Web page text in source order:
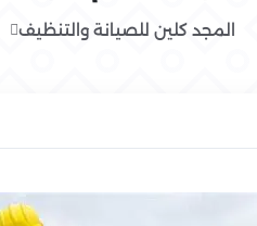
المجد كلين للصيانة والتنظيف